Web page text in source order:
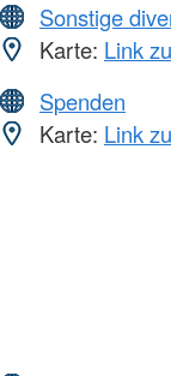
Sonstige
Karte: Link
Spenden
Karte: Link